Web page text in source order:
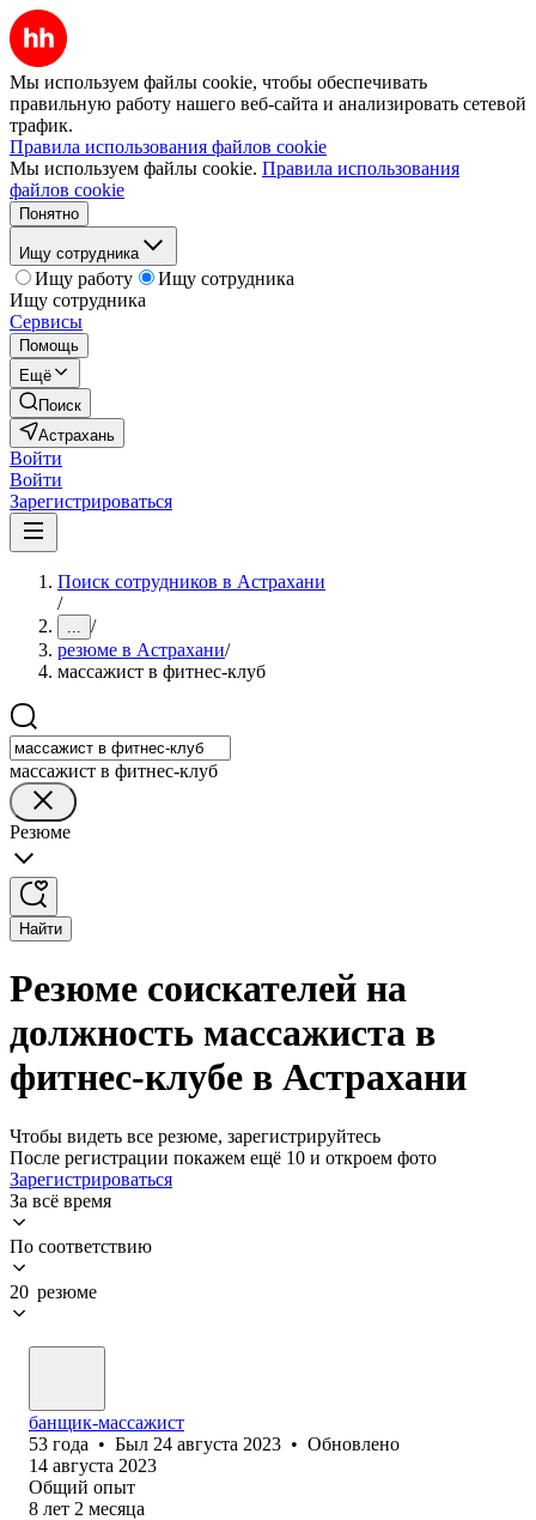
Мы используем файлы cookie, чтобы обеспечивать
правильную работу нашего веб-сайта и анализировать сетевой
трафик.
Правила использования файлов cookie
Мы используем файлы cookie. Правила использования
файлов cookie
Понятно
Ищу сотрудника
Ищу работу
Ищу сотрудника
Ищу сотрудника
Сервисы
Помощь
Ещё
Поиск
Астрахань
Войти
Войти
Зарегистрироваться
Поиск сотрудников в Астрахани
/
... /
резюме в Астрахани/
массажист в фитнес-клуб
массажист в фитнес-клуб
Резюме
Найти
Резюме соискателей на
должность массажиста в
фитнес-клубе в Астрахани
Чтобы видеть все резюме, зарегистрируйтесь
После регистрации покажем ещё 10 и откроем фото
Зарегистрироваться
За всё время
По соответствию
20 резюме
банщик-массажист
53 года • Был 24 августа 2023 • Обновлено
14 августа 2023
Общий опыт
8 лет 2 месяца